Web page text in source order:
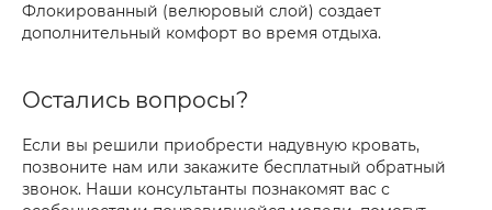
Флокированный (велюровый слой) создает
дополнительный комфорт во время отдыха.
Остались вопросы?
Если вы решили приобрести надувную кровать,
позвоните нам или закажите бесплатный обратный
звонок. Наши консультанты познакомят вас с